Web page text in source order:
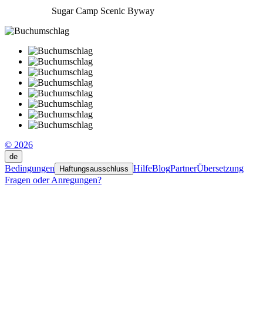
Sugar Camp Scenic Byway
© 2026
de
Bedingungen Haftungsausschluss HilfeBlogPartnerÜbersetzung
Fragen oder Anregungen?